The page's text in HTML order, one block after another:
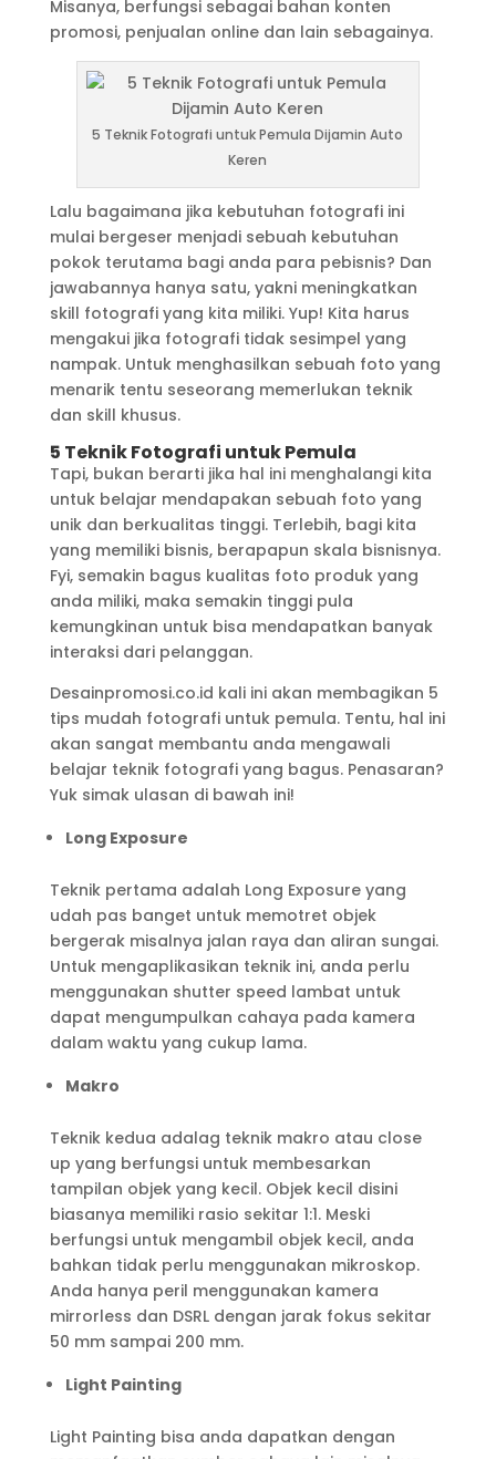
Misanya, berfungsi sebagai bahan konten
promosi, penjualan online dan lain sebagainya.
5 Teknik Fotografi untuk Pemula Dijamin Auto
Keren
Lalu bagaimana jika kebutuhan fotografi ini
mulai bergeser menjadi sebuah kebutuhan
pokok terutama bagi anda para pebisnis? Dan
jawabannya hanya satu, yakni meningkatkan
skill fotografi yang kita miliki. Yup! Kita harus
mengakui jika fotografi tidak sesimpel yang
nampak. Untuk menghasilkan sebuah foto yang
menarik tentu seseorang memerlukan teknik
dan skill khusus.
5 Teknik Fotografi untuk Pemula
Tapi, bukan berarti jika hal ini menghalangi kita
untuk belajar mendapakan sebuah foto yang
unik dan berkualitas tinggi. Terlebih, bagi kita
yang memiliki bisnis, berapapun skala bisnisnya.
Fyi, semakin bagus kualitas foto produk yang
anda miliki, maka semakin tinggi pula
kemungkinan untuk bisa mendapatkan banyak
interaksi dari pelanggan.
Desainpromosi.co.id kali ini akan membagikan 5
tips mudah fotografi untuk pemula. Tentu, hal ini
akan sangat membantu anda mengawali
belajar teknik fotografi yang bagus. Penasaran?
Yuk simak ulasan di bawah ini!
Long Exposure
Teknik pertama adalah Long Exposure yang
udah pas banget untuk memotret objek
bergerak misalnya jalan raya dan aliran sungai.
Untuk mengaplikasikan teknik ini, anda perlu
menggunakan shutter speed lambat untuk
dapat mengumpulkan cahaya pada kamera
dalam waktu yang cukup lama.
Makro
Teknik kedua adalag teknik makro atau close
up yang berfungsi untuk membesarkan
tampilan objek yang kecil. Objek kecil disini
biasanya memiliki rasio sekitar 1:1. Meski
berfungsi untuk mengambil objek kecil, anda
bahkan tidak perlu menggunakan mikroskop.
Anda hanya peril menggunakan kamera
mirrorless dan DSRL dengan jarak fokus sekitar
50 mm sampai 200 mm.
Light Painting
Light Painting bisa anda dapatkan dengan